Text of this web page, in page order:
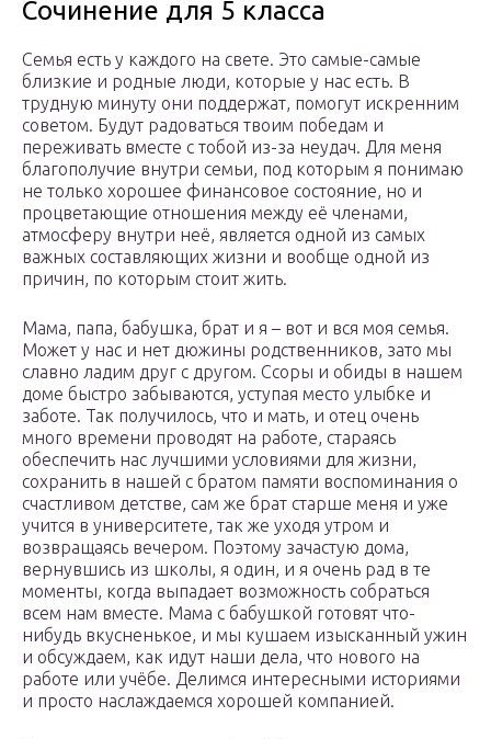
Сочинение для 5 класса
Семья есть у каждого на свете. Это самые-самые
близкие и родные люди, которые у нас есть. В
трудную минуту они поддержат, помогут искренним
советом. Будут радоваться твоим победам и
переживать вместе с тобой из-за неудач. Для меня
благополучие внутри семьи, под которым я понимаю
не только хорошее финансовое состояние, но и
процветающие отношения между её членами,
атмосферу внутри неё, является одной из самых
важных составляющих жизни и вообще одной из
причин, по которым стоит жить.
Мама, папа, бабушка, брат и я – вот и вся моя семья.
Может у нас и нет дюжины родственников, зато мы
славно ладим друг с другом. Ссоры и обиды в нашем
доме быстро забываются, уступая место улыбке и
заботе. Так получилось, что и мать, и отец очень
много времени проводят на работе, стараясь
обеспечить нас лучшими условиями для жизни,
сохранить в нашей с братом памяти воспоминания о
счастливом детстве, сам же брат старше меня и уже
учится в университете, так же уходя утром и
возвращаясь вечером. Поэтому зачастую дома,
вернувшись из школы, я один, и я очень рад в те
моменты, когда выпадает возможность собраться
всем нам вместе. Мама с бабушкой готовят что-
нибудь вкусненькое, и мы кушаем изысканный ужин
и обсуждаем, как идут наши дела, что нового на
работе или учёбе. Делимся интересными историями
и просто наслаждаемся хорошей компанией.